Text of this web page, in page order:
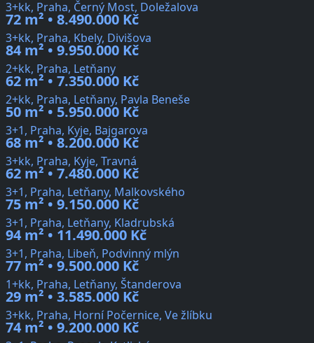
3+kk, Praha, Černý Most, Doležalova
72 m² • 8.490.000 Kč
3+kk, Praha, Kbely, Divišova
84 m² • 9.950.000 Kč
2+kk, Praha, Letňany
62 m² • 7.350.000 Kč
2+kk, Praha, Letňany, Pavla Beneše
50 m² • 5.950.000 Kč
3+1, Praha, Kyje, Bajgarova
68 m² • 8.200.000 Kč
3+kk, Praha, Kyje, Travná
62 m² • 7.480.000 Kč
3+1, Praha, Letňany, Malkovského
75 m² • 9.150.000 Kč
3+1, Praha, Letňany, Kladrubská
94 m² • 11.490.000 Kč
3+1, Praha, Libeň, Podvinný mlýn
77 m² • 9.500.000 Kč
1+kk, Praha, Letňany, Štanderova
29 m² • 3.585.000 Kč
3+kk, Praha, Horní Počernice, Ve žlíbku
74 m² • 9.200.000 Kč